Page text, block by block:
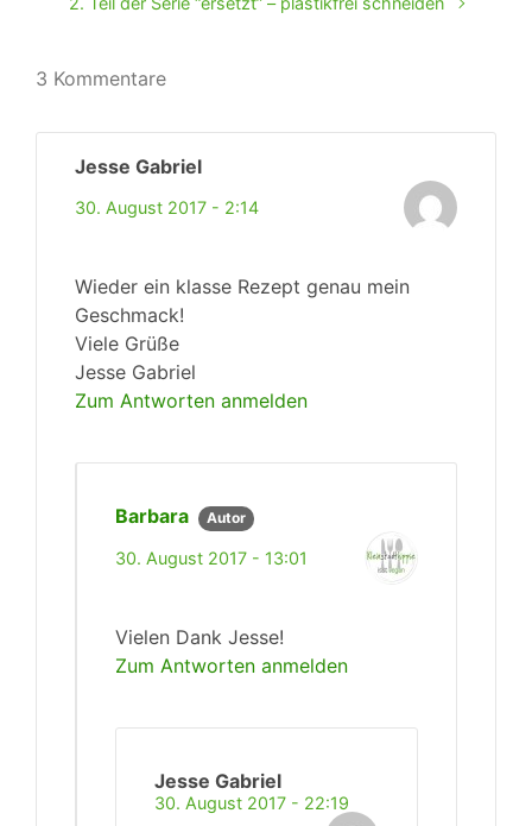
3 Kommentare
Jesse Gabriel
30. August 2017 - 2:14
Wieder ein klasse Rezept genau mein
Geschmack!
Viele Grüße
Jesse Gabriel
Zum Antworten anmelden
Barbara Autor
30. August 2017 - 13:01
Vielen Dank Jesse!
Zum Antworten anmelden
Jesse Gabriel
30. August 2017 - 22:19